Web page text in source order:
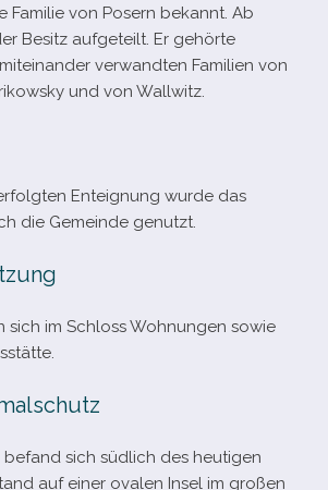
Familie von Posern bekannt. Ab
Besitz auf­ge­teilt. Er gehörte
ver­wand­ten Familien von
und von Wallwitz.
Enteignung wurde das
die Gemeinde genutzt.
sich im Schloss Wohnungen sowie
befand sich süd­lich des heu­ti­gen
auf einer ova­len Insel im gro­ßen